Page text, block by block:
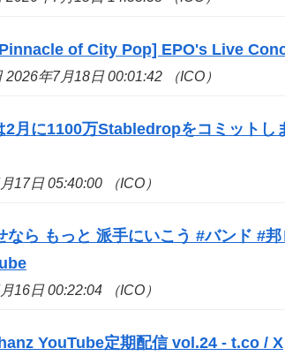
of City Pop] EPO's Live
2026年7月18日 00:01:42 （ICO）
2月に1100万Stabledropをコミットし
17日 05:40:00 （ICO）
なら もっと 派手にいこう #バンド #
16日 00:22:04 （ICO）
YouTube定期配信 vol.24 - t.co / X